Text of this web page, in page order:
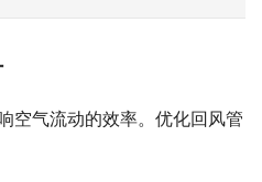
空气流动的效率。优化回风管